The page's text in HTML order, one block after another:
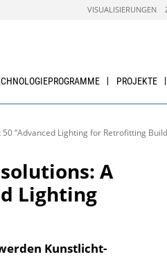
VISUALISIERUNGEN
PROJEKTE
“Advanced Lighting for Retrofitting
A
Lighting
Kunstlicht-